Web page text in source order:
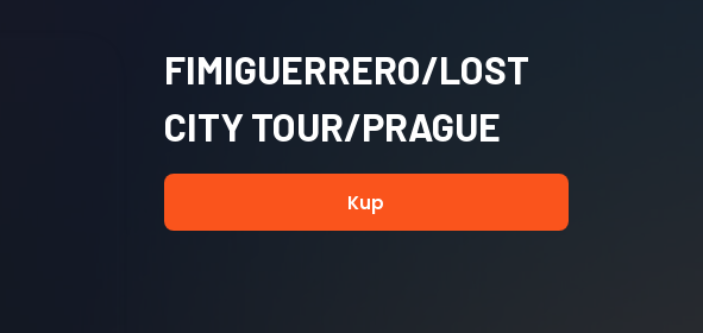
FIMIGUERRERO/LOST
CITY TOUR/PRAGUE
Kup